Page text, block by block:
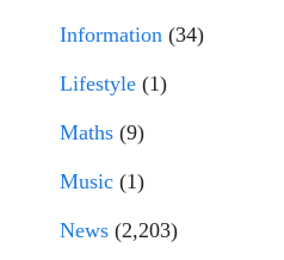
Information (34)
Lifestyle (1)
Maths (9)
Music (1)
News (2,203)